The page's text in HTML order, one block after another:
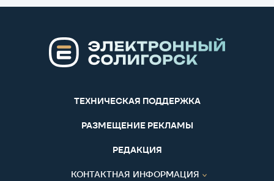
ТЕХНИЧЕСКАЯ ПОДДЕРЖКА
РАЗМЕЩЕНИЕ РЕКЛАМЫ
РЕДАКЦИЯ
КОНТАКТНАЯ ИНФОРМАЦИЯ